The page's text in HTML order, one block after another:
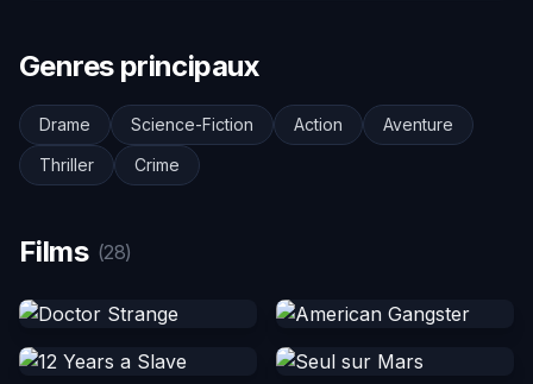
Genres principaux
Drame Science-Fiction Action
Aventure
Thriller
Crime
Films (28)